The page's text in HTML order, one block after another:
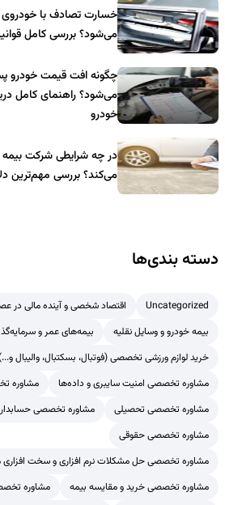
خسارت تصادف با خودروی
می‌شود؟ بررسی کامل
چگونه افت قیمت خودرو
می‌شود؟ راهنمای کامل
خودرو
در چه شرایطی شرکت
می‌کند؟ بررسی مهم‌ترین
دسته بندی‌ها
Uncategorized
اقتصاد شخصی و آینده مالی در
بیمه خودرو و وسایل نقلیه
بیمه‌های عمر و
خرید لوازم ورزشی تخصصی (فوتبال، بسکتبال، والیبال
مشاوره تخصصی امنیت سایبری و داده‌ها
مشاوره
مشاوره تخصصی تحصیلی
مشاوره تخصصی
مشاوره تخصصی حقوقی
مشاوره تخصصی حل مشکلات نرم افزاری و سخت افزاری
مشاوره تخصصی خرید و مقایسه بیمه
مشاوره